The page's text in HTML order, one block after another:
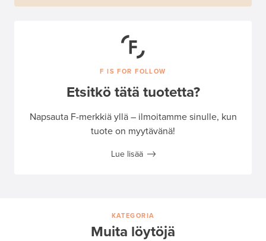
F IS FOR FOLLOW
Etsitkö tätä tuotetta?
Napsauta F-merkkiä yllä – ilmoitamme sinulle, kun
tuote on myytävänä!
Lue lisää
KATEGORIA
Muita löytöjä